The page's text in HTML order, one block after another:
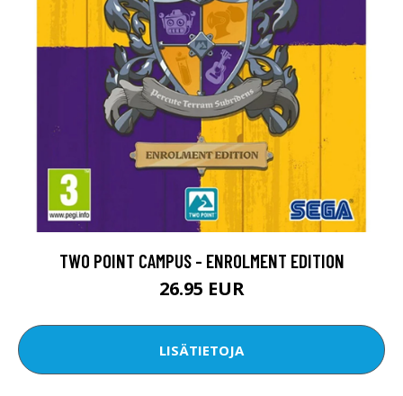
TWO POINT CAMPUS - ENROLMENT EDITION
26.95 EUR
LISÄTIETOJA